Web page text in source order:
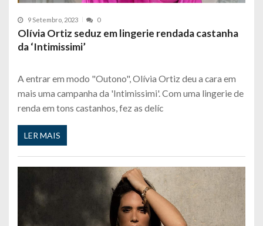
9 Setembro, 2023 0
Olívia Ortiz seduz em lingerie rendada castanha
da ‘Intimissimi’
A entrar em modo "Outono", Olívia Ortiz deu a cara em
mais uma campanha da 'Intimissimi'. Com uma lingerie de
renda em tons castanhos, fez as delíc
LER MAIS